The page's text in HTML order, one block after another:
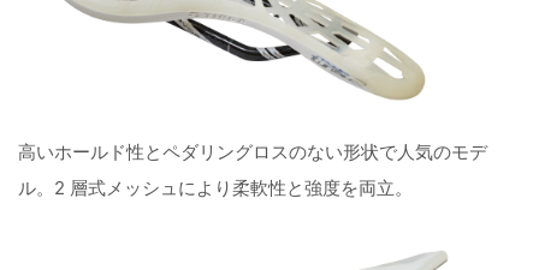
高いホールド性とペダリングロスのない形状で人気のモデ
ル。2 層式メッシュにより柔軟性と強度を両立。